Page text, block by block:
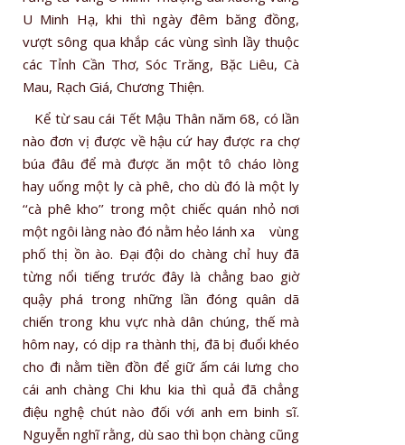
U Minh Hạ, khi thì ngày đêm băng đồng,
vượt sông qua khắp các vùng sình lầy thuộc
các Tỉnh Cần Thơ, Sóc Trăng, Bặc Liêu, Cà
Mau, Rạch Giá, Chương Thiện.
Kể từ sau cái Tết Mậu Thân năm 68, có lần
nào đơn vị được về hậu cứ hay được ra chợ
búa đâu để mà được ăn một tô cháo lòng
hay uống một ly cà phê, cho dù đó là một ly
‘‘cà phê kho’’ trong một chiếc quán nhỏ nơi
một ngôi làng nào đó nằm hẻo lánh xa vùng
phố thị ồn ào. Ðại đội do chàng chỉ huy đã
từng nổi tiếng trước đây là chẳng bao giờ
quậy phá trong những lần đóng quân dã
chiến trong khu vực nhà dân chúng, thế mà
hôm nay, có dịp ra thành thị, đã bị đuổi khéo
cho đi nằm tiền đồn để giữ ấm cái lưng cho
cái anh chàng Chi khu kia thì quả đã chẳng
điệu nghệ chút nào đối với anh em binh sĩ.
Nguyễn nghĩ rằng, dù sao thì bọn chàng cũng